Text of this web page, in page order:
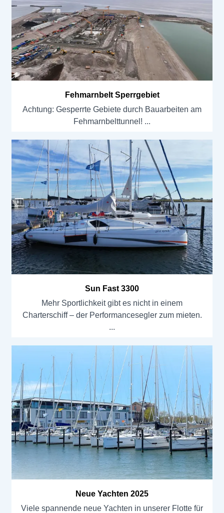
Fehmarnbelt Sperrgebiet
Achtung: Gesperrte Gebiete durch Bauarbeiten am
Fehmarnbelttunnel!
Sun Fast 3300
Mehr Sportlichkeit gibt es nicht in einem
Charterschiff – der Performancesegler zum mieten.
Neue Yachten 2025
Viele spannende neue Yachten in unserer Flotte für